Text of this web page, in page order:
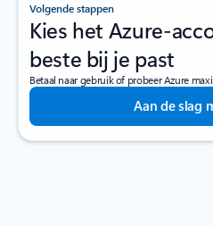
Volgende stappen
Kies het Azure-
beste bij je past
Betaal naar gebruik of probeer Azure
Aan de slag